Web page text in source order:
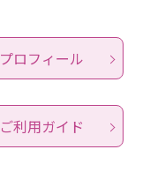
プロフィール
ご利用ガイド